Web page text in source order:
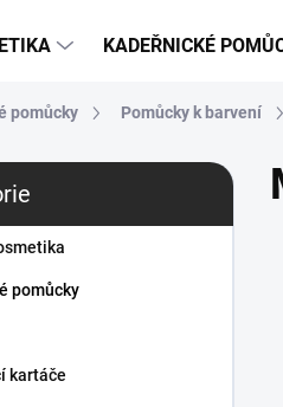
KADEŘNICKÉ
pomůcky Pomůcky k barvení
pomůcky
kartáče